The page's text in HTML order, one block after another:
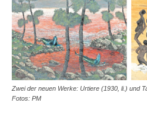
Zwei der neuen Werke: Urtiere (1930, li.) und
Fotos: PM